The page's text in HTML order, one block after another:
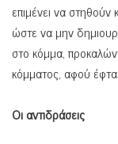
επιμένει να
ώστε να μην
στο κόμμα,
κόμματος, αφού
Οι αντιδράσεις